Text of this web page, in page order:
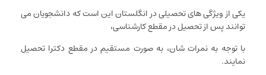
یکی از ویژگی های تحصیلی در انگلستان این است که دانشجویان می
توانند پس از تحصیل در مقطع کارشناسی،
با توجه به نمرات شان، به صورت مستقیم در مقطع دکترا تحصیل
نمایند.